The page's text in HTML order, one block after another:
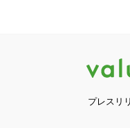
プレスリ